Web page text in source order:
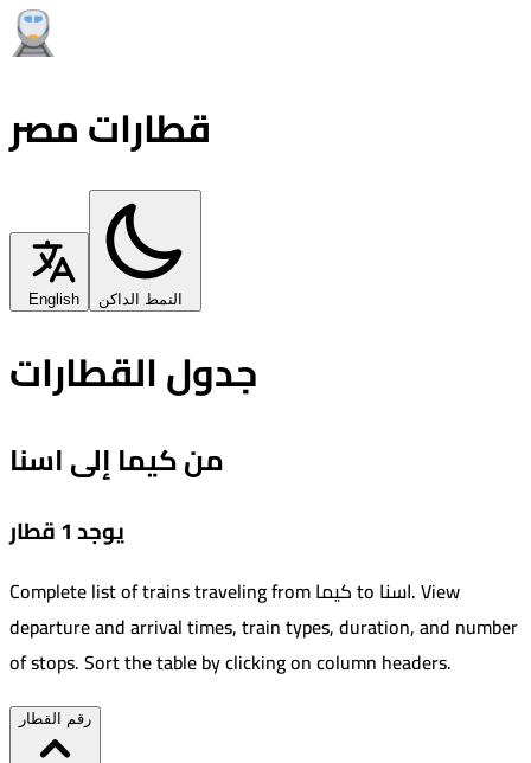
قطارات مصر
English النمط الداكن
جدول القطارات
من كيما إلى اسنا
يوجد 1 قطار
Complete list of trains traveling fromكيماto اسنا.View
departure and arrival times, train types, duration, and number
of stops. Sort the table by clicking on column headers.
رقم القطار